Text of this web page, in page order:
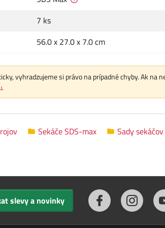
7 ks
56.0 x 27.0 x 7.0 cm
vyhradzujeme si právo na prípadné chyby. Ak na
.
Sekáče SDS-max Sady sekáčov
slevy a novinky